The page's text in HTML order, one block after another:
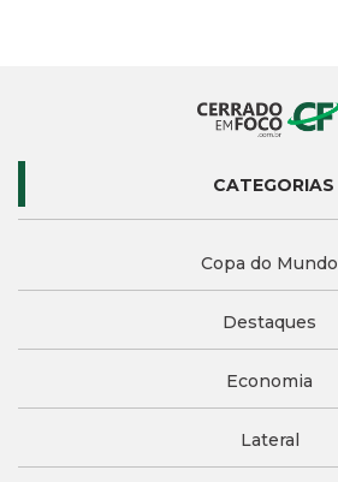
CATEGORIAS
Copa do Mundo
Destaques
Economia
Lateral